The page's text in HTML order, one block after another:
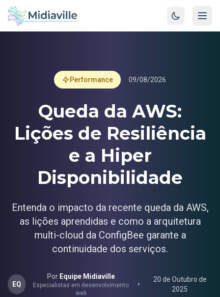
Performance 09/08/2026
Queda da AWS:
Lições de Resiliência
e a Hiper
Disponibilidade
Entenda o impacto da recente queda da AWS,
as lições aprendidas e como a arquitetura
multi-cloud da ConfigBee garante a
continuidade dos serviços.
EQ
Por Equipe Midiaville
Especialistas em desenvolvimento
web
20 de Outubro de
2025